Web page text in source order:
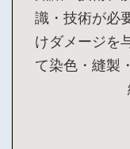
識・技術が必
けダメージを
て染色・縫製